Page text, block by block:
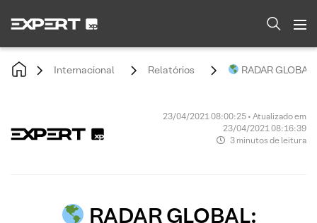
Internacional Relatórios RADAR
23/04/2021 08:00:25 • Atualizado em
23/04/2021 08:16:39
3 minutos de leitura
RADAR GLOBAL: